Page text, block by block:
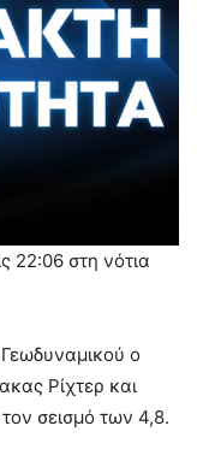
22:06 στη νότια
ο
Ρίχτερ και
σεισμό των 4,8.